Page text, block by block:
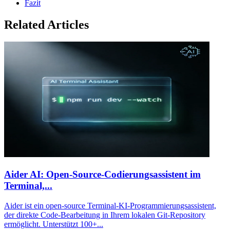
Fazit
Related Articles
Aider AI: Open-Source-Codierungsassistent im
Terminal,...
Aider ist ein open-source Terminal-KI-Programmierungsassistent,
der direkte Code-Bearbeitung in Ihrem lokalen Git-Repository
ermöglicht. Unterstützt 100+...